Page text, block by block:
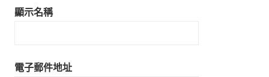
顯示名稱
電子郵件地址